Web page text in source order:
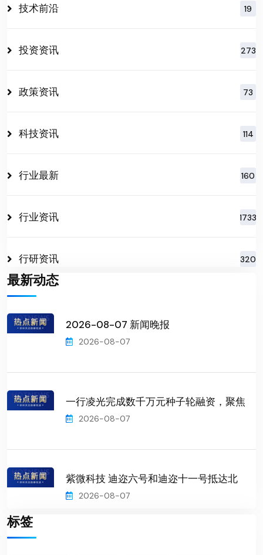
技术前沿 19
投资资讯 273
政策资讯 73
科技资讯 114
行业最新 160
行业资讯 1733
行研资讯 320
最新动态
2026-08-07 新闻晚报
2026-08-07
一行凌光完成数千万元种子轮融资，聚焦
2026-08-07
紫微科技 迪迩六号和迪迩十一号抵达北
2026-08-07
标签